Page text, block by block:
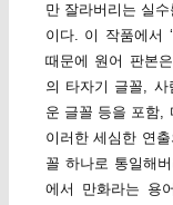
만 잘라버리는 실
이다. 이 작품에서
때문에 원어 판본
의 타자기 글꼴, 사
운 글꼴 등을 포함,
이러한 세심한 연
꼴 하나로 통일해
에서 만화라는 용